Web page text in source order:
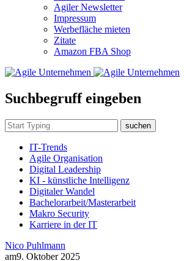
Agiler Newsletter
Impressum
Werbefläche mieten
Zitate
Amazon FBA Shop
Suchbegruff eingeben
suchen
IT-Trends
Agile Organisation
Digital Leadership
KI - künstliche Intelligenz
Digitaler Wandel
Bachelorarbeit/Masterarbeit
Makro Security
Karriere in der IT
Nico Puhlmann
am9. Oktober 2025